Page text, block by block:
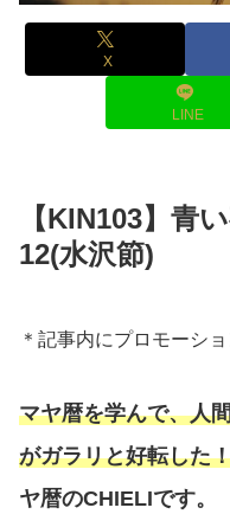
X
LINE
【KIN103】青
12(水沢節)
＊記事内にプロモーシ
マヤ暦を学んで、人
がガラリと好転した
ヤ暦のCHIELIです。